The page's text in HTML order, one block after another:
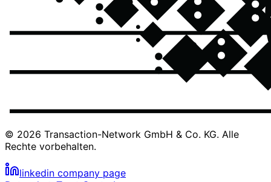
© 2026 Transaction-Network GmbH & Co. KG. Alle
Rechte vorbehalten.
linkedin company page